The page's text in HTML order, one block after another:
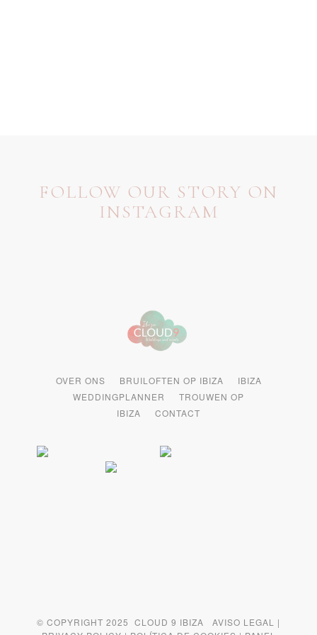
FOLLOW OUR STORY ON
INSTAGRAM
OVER ONS BRUILOFTEN OP IBIZA
IBIZA
WEDDINGPLANNER
TROUWEN OP
IBIZA
CONTACT
© COPYRIGHT 2025 CLOUD 9 IBIZA AVISO LEGAL
|